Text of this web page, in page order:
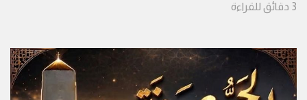
3 دقائق للقراءة